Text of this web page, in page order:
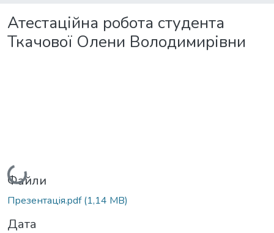
Атестаційна робота студента
Ткачової Олени Володимирівни
Вантажиться...
Файли
Презентацiя.pdf(1,14 MB)
Дата